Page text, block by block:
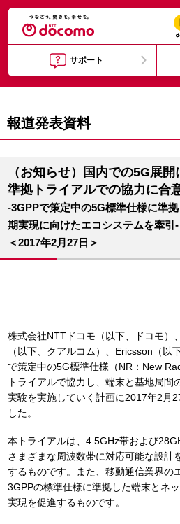
サポート
報道発表資料
（お知らせ）国内での5G展
準拠トライアルでの協力に合
-3GPPで策定中の5G標準仕様に準
期実現に向けたエコシステムを牽引-
＜2017年2月27日＞
株式会社NTTドコモ（以下、ドコモ）
（以下、クアルコム）、Ericsson（以
で策定中の5G標準仕様（NR：New
トライアルで協力し、端末と基地局
実験を実施していく計画に2017年2月
した。
本トライアルは、4.5GHz帯および
さまざまな周波数帯に対応可能な設計
するものです。また、移動通信業界の
3GPPの標準仕様に準拠した端末とネ
実現を促進するものです。